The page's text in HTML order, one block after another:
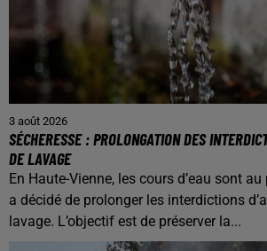
3 août 2026
SÉCHERESSE : PROLONGATION DES
DE LAVAGE
En Haute-Vienne, les cours d’eau sont
a décidé de prolonger les interdictions
lavage. L’objectif est de préserver la...